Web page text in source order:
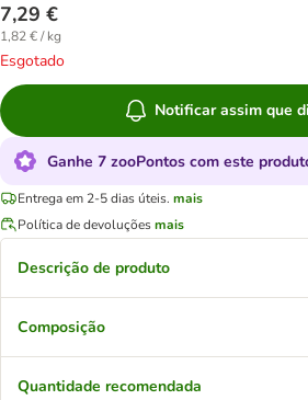
7,29 €
1,82 € / kg
Esgotado
Notificar assim que
Ganhe 7 zooPontos com este
Entrega em 2-5 dias úteis. mais
Política de devoluçõesmais
Descrição de produto
Composição
Quantidade recomendada